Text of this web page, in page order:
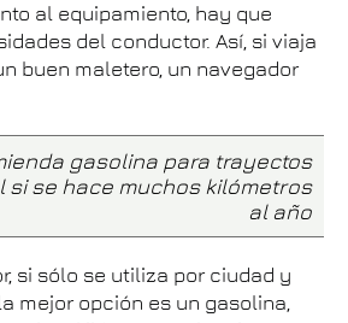
al equipamiento, hay que
del conductor. Así, si viaja
buen maletero, un navegador
gasolina para trayectos
si se hace muchos kilómetros
al año
si sólo se utiliza por ciudad y
mejor opción es un gasolina,